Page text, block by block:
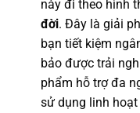
này đi theo hình
đời. Đây là giải
bạn tiết kiệm
bảo được trải
phẩm hỗ trợ đa
sử dụng linh hoạt